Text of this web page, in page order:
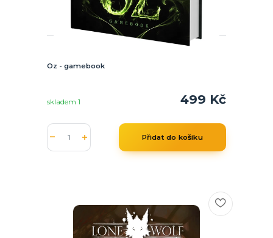
Oz - gamebook
499 Kč
skladem 1
Přidat do košíku